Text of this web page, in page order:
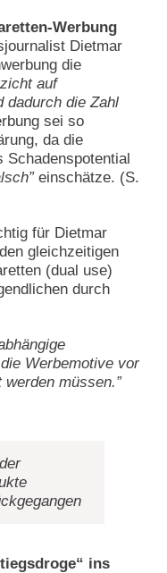
Werbung
Dietmar
die
auf
dadurch die Zahl
sei so
da die
Schadenspotential
einschätze. (S.
für Dietmar
gleichzeitigen
(dual use)
durch
Werbemotive vor
müssen.”
ins